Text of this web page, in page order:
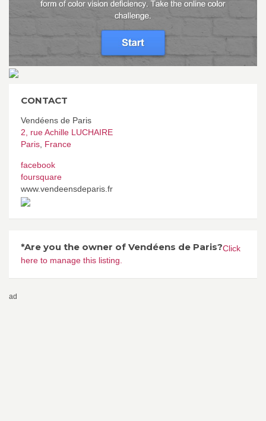
CONTACT
Vendéens de Paris
2, rue Achille LUCHAIRE
Paris, France
facebook
foursquare
www.vendeensdeparis.fr
*Are you the owner of Vendéens de Paris?Click
here to manage this listing.
ad